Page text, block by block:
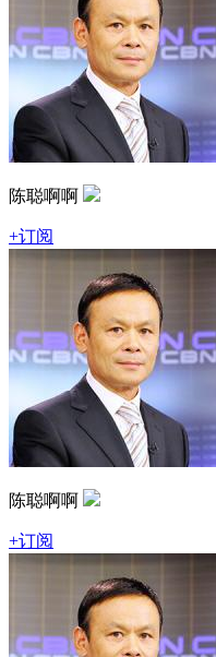
陈聪啊啊
+订阅
陈聪啊啊
+订阅